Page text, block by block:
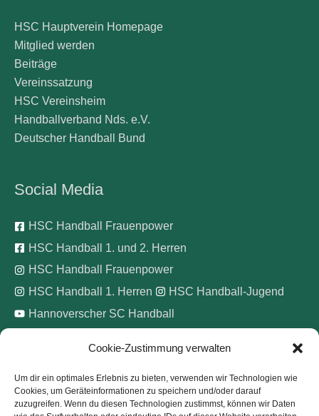
Cookie-Zustimmung verwalten
Um dir ein optimales Erlebnis zu bieten, verwenden wir Technologien wie
Cookies, um Geräteinformationen zu speichern und/oder darauf
zuzugreifen. Wenn du diesen Technologien zustimmst, können wir Daten
HSC Hauptverein Homepage
Mitglied werden
Beiträge
Vereinssatzung
HSC Vereinsheim
Handballverband Nds. e.V.
Deutscher Handball Bund
Social Media
HSC Handball Frauenpower
HSC Handball 1. und 2. Herren
HSC Handball Frauenpower
HSC Handball 1. Herren
HSC Handball-Jugend
Hannoverscher SC Handball
Pinke Zitronen e.V.